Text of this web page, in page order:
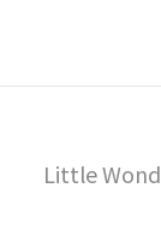
Little